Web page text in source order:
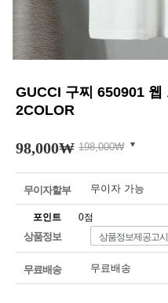
GUCCI 구찌 650901
2COLOR
98,000₩ 198,000₩
무이자할부 무이자 가능
포인트 0점
상품정보 상품정보제공고시
무료배송 무료배송